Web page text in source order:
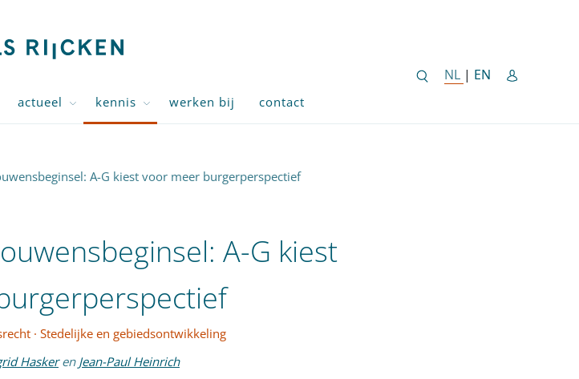
NL NEDERLANDSE
| EN ENGLISH
actueel kennis werken bij contact
A-G kiest voor meer burgerperspectief
A-G kiest
· Stedelijke en gebiedsontwikkeling
Hasker en Jean-Paul Heinrich